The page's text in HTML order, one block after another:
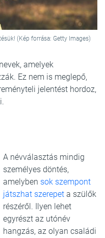
(Kép forrása: Getty Images)
amelyek
Ez nem is meglepő,
jelentést hordoz,
A névválasztás mindig
személyes döntés,
amelyben sok szempont
játszhat szerepet a szülők
részéről. Ilyen lehet
egyrészt az utónév
hangzás, az olyan családi